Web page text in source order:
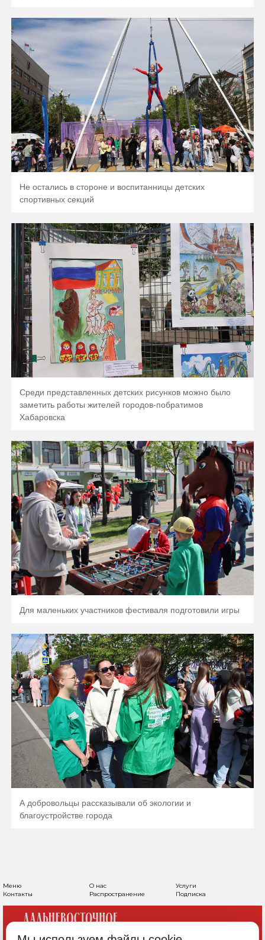
Не остались в стороне и воспитанницы детских
спортивных секций
Среди представленных детских рисунков можно было
заметить работы жителей городов-побратимов
Хабаровска
Для маленьких участников фестиваля подготовили игры
А добровольцы рассказывали об экологии и
благоустройстве города
Меню О нас
Услуги
Контакты
Распространение Подписка